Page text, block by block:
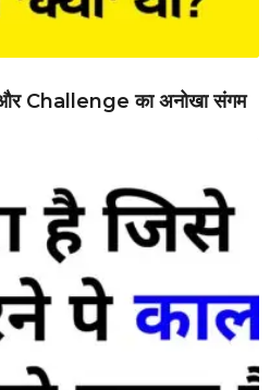
Challenge का अनोखा संगम